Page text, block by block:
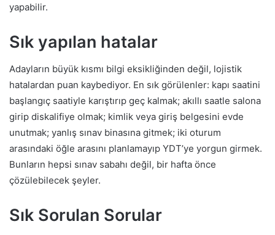
yapabilir.
Sık yapılan hatalar
Adayların büyük kısmı bilgi eksikliğinden değil, lojistik
hatalardan puan kaybediyor. En sık görülenler: kapı saatini
başlangıç saatiyle karıştırıp geç kalmak; akıllı saatle salona
girip diskalifiye olmak; kimlik veya giriş belgesini evde
unutmak; yanlış sınav binasına gitmek; iki oturum
arasındaki öğle arasını planlamayıp YDT’ye yorgun girmek.
Bunların hepsi sınav sabahı değil, bir hafta önce
çözülebilecek şeyler.
Sık Sorulan Sorular